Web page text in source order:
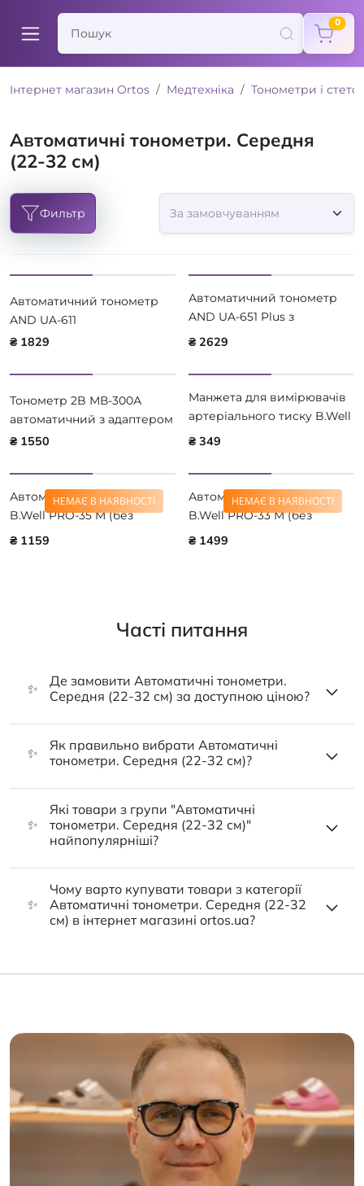
0
Інтернет магазин Ortos Медтехніка Тонометри і
Автоматичні тонометри. Середня
(22-32 см)
Фильтр
Автоматичний тонометр
AND UA-611
₴ 1829
Автоматичний тонометр
AND UA-651 Plus з
адаптером
₴ 2629
Тонометр 2B МВ-300А
автоматичний з адаптером
₴ 1550
Манжета для вимірювачів
артеріального тиску B.Well
серії PRO розмір M
₴ 349
НЕМАЄ В НАЯВНОСТІ
Автоматичний тонометр
B.Well PRO-35 M (без
адаптера)
₴ 1159
НЕМАЄ В НАЯВНОСТІ
Автоматичний тонометр
B.Well PRO-33 M (без
адаптера)
₴ 1499
Часті питання
✨
Де замовити Автоматичні тонометри.
Середня (22-32 см) за доступною ціною?
✨
Як правильно вибрати Автоматичні
тонометри. Середня (22-32 см)?
✨
Які товари з групи "Автоматичні
тонометри. Середня (22-32 см)"
найпопулярніші?
✨
Чому варто купувати товари з категорії
Автоматичні тонометри. Середня (22-32
см) в інтернет магазині ortos.ua?